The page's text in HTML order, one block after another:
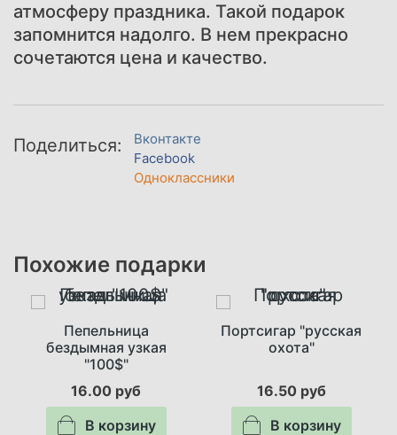
атмосферу праздника. Такой подарок
запомнится надолго. В нем прекрасно
сочетаются цена и качество.
Поделиться:
Вконтакте
Facebook
Одноклассники
Похожие подарки
Пепельница
бездымная узкая
"100$"
16.00 руб
В корзину
Портсигар "русская
охота"
16.50 руб
В корзину